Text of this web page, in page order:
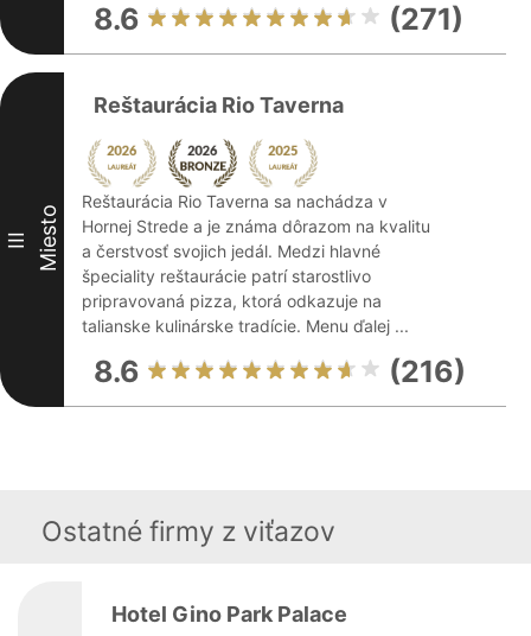
8.6 (271)
III Miesto
Reštaurácia Rio Taverna
Reštaurácia Rio Taverna sa nachádza v
Hornej Strede a je známa dôrazom na kvalitu
a čerstvosť svojich jedál. Medzi hlavné
špeciality reštaurácie patrí starostlivo
pripravovaná pizza, ktorá odkazuje na
talianske kulinárske tradície. Menu ďalej ...
8.6 (216)
Ostatné firmy z viťazov
Hotel Gino Park Palace